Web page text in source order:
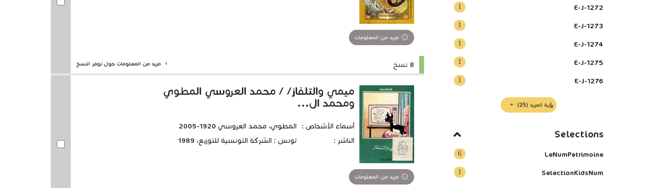
مزيد من المعلومات
8 نسخ مزيد من المعلومات حول توفر النسخ
ميمي والتلفاز/ / محمد العروسي المطوي
ومحمد ال...
أسماء الأشخاص :
المطوي، محمد العروسي 1920-2005
الناشر :
تونس : الشركة التونسية للتوزيع، 1989
مزيد من المعلومات
1 E-J-1272
1 E-J-1273
1 E-J-1274
1 E-J-1275
1 E-J-1276
رؤية المزيد
Selections
6 LeNumPatrimoine
1 SelectionKidsNum